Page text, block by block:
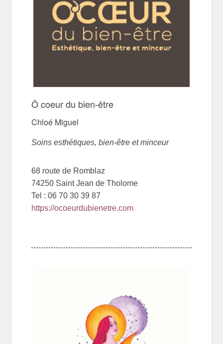
Ô coeur du bien-être
Chloé Miguel
Soins esthétiques, bien-être et minceur
68 route de Romblaz
74250 Saint Jean de Tholome
Tel : 06 70 30 39 87
https://ocoeurdubienetre.com